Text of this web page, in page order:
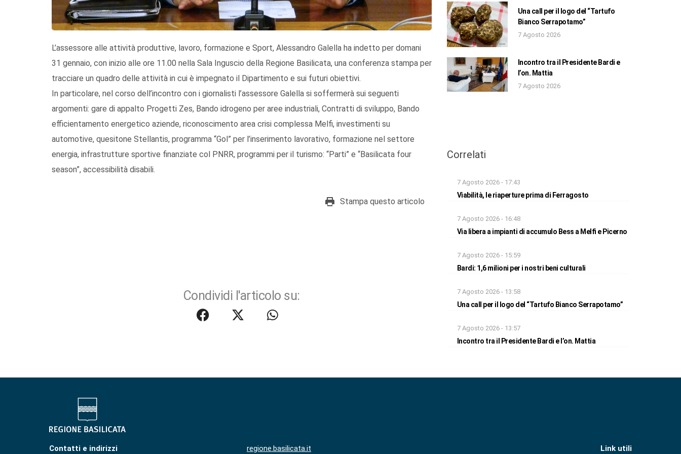
L’assessore alle attività produttive, lavoro, formazione e Sport, Alessandro Galella ha indetto per domani
31 gennaio, con inizio alle ore 11.00 nella Sala Inguscio della Regione Basilicata, una conferenza stampa per
tracciare un quadro delle attività in cui è impegnato il Dipartimento e sui futuri obiettivi.
In particolare, nel corso dell’incontro con i giornalisti l’assessore Galella si soffermerà sui seguenti
argomenti: gare di appalto Progetti Zes, Bando idrogeno per aree industriali, Contratti di sviluppo, Bando
efficientamento energetico aziende, riconoscimento area crisi complessa Melfi, investimenti su
automotive, quesitone Stellantis, programma “Gol” per l’inserimento lavorativo, formazione nel settore
energia, infrastrutture sportive finanziate col PNRR, programmi per il turismo: “Parti” e “Basilicata four
season”, accessibilità disabili.
Stampa questo articolo
Condividi l'articolo su:
Una call per il logo del “Tartufo
Bianco Serrapotamo”
7 Agosto 2026
Incontro tra il Presidente Bardi e
l’on. Mattia
7 Agosto 2026
Correlati
7 Agosto 2026 - 17:43
Viabilità, le riaperture prima di Ferragosto
7 Agosto 2026 - 16:48
Via libera a impianti di accumulo Bess a Melfi e Picerno
7 Agosto 2026 - 15:59
Bardi: 1,6 milioni per i nostri beni culturali
7 Agosto 2026 - 13:58
Una call per il logo del “Tartufo Bianco Serrapotamo”
7 Agosto 2026 - 13:57
Incontro tra il Presidente Bardi e l’on. Mattia
Contatti e indirizzi regione.basilicata.it Link utili